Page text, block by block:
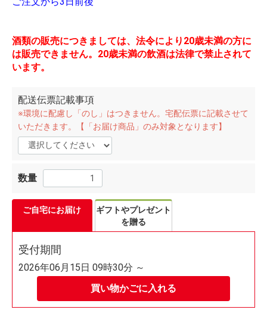
酒類の販売につきましては、法令により20歳未満の方に
は販売できません。20歳未満の飲酒は法律で禁止されて
います。
配送伝票記載事項
※環境に配慮し「のし」はつきません。宅配伝票に記載させて
いただきます。【「お届け商品」のみ対象となります】
数量
ご自宅にお届け
ギフトやプレゼント
を贈る
買い物かごに入れる
受付期間
2026年06月15日 09時30分 ～